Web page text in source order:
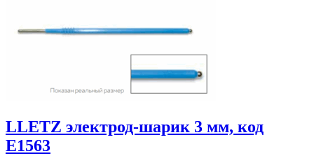
LLETZ электрод-шарик 3 мм, код
E1563